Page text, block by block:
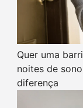
Quer uma
noites de
diferença